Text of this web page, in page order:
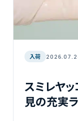
入荷
スミレヤ
見の充実